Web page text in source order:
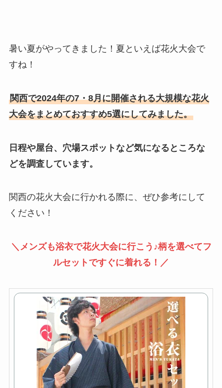
暑い夏がやってきました！夏といえば花火大会で
すね！
関西で2024年の7・8月に開催される大規模な花火
大会をまとめておすすめ5選にしてみました。
日程や屋台、穴場スポットなど気になるところな
どを調査しています。
関西の花火大会に行かれる際に、ぜひ参考にして
ください！
＼メンズも浴衣で花火大会に行こう♪柄を選べてフ
ルセットですぐに着れる！／